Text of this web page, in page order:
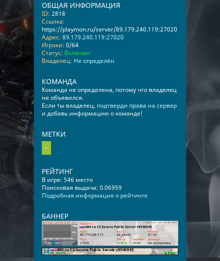
ОБЩАЯ ИНФОРМАЦИЯ
ID: 2818
Ссылка:
https://playmon.ru/server/89.179.240.119:27020
Адрес: 89.179.240.119:27020
Игроки: 0/64
Статус: Включен
Владелец: Не определён
КОМАНДА
Команда не определена, потому что владелец
не объявился.
Если ты владелец, подтверди права на сервер
и добавь информацию о команде!
МЕТКИ
+
РЕЙТИНГ
В игре: 546 место
Поисковая выдача: 0.06959
Подробная информация о рейтинге
БАННЕР